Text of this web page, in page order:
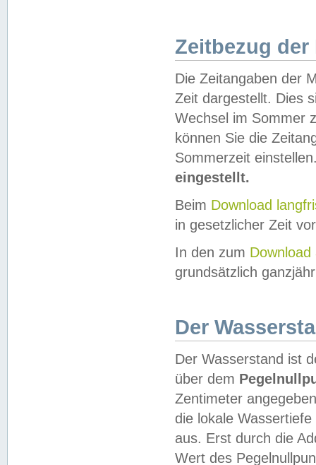
Zeitbezug der
Die Zeitangaben der
Zeit dargestellt. Dies
Wechsel im Sommer
können Sie die
Sommerzeit
eingestellt.
Beim Download
in gesetzlicher Zeit
In den zum Download
grundsätzlich
Der
Der Wasserstand ist
über dem
Zentimeter
die lokale
aus. Erst durch die
Wert des